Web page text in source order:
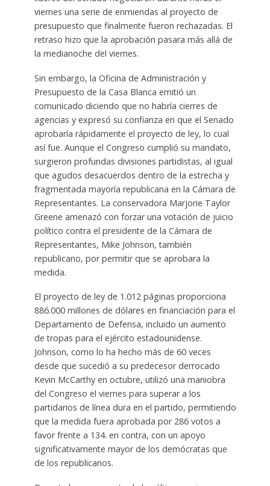
viernes una serie de enmiendas al proyecto de
presupuesto que finalmente fueron rechazadas. El
retraso hizo que la aprobación pasara más allá de
la medianoche del viernes.
Sin embargo, la Oficina de Administración y
Presupuesto de la Casa Blanca emitió un
comunicado diciendo que no habría cierres de
agencias y expresó su confianza en que el Senado
aprobaría rápidamente el proyecto de ley, lo cual
así fue. Aunque el Congreso cumplió su mandato,
surgieron profundas divisiones partidistas, al igual
que agudos desacuerdos dentro de la estrecha y
fragmentada mayoría republicana en la Cámara de
Representantes. La conservadora Marjorie Taylor
Greene amenazó con forzar una votación de juicio
político contra el presidente de la Cámara de
Representantes, Mike Johnson, también
republicano, por permitir que se aprobara la
medida.
El proyecto de ley de 1.012 páginas proporciona
886.000 millones de dólares en financiación para el
Departamento de Defensa, incluido un aumento
de tropas para el ejército estadounidense.
Johnson, como lo ha hecho más de 60 veces
desde que sucedió a su predecesor derrocado
Kevin McCarthy en octubre, utilizó una maniobra
del Congreso el viernes para superar a los
partidarios de línea dura en el partido, permitiendo
que la medida fuera aprobada por 286 votos a
favor frente a 134. en contra, con un apoyo
significativamente mayor de los demócratas que
de los republicanos.